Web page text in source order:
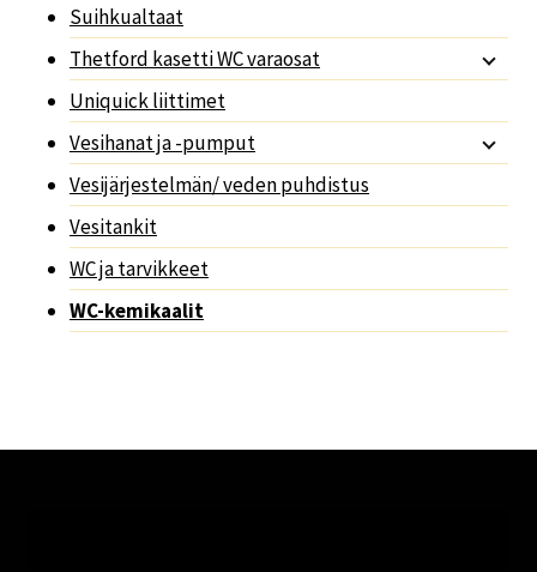
Suihkualtaat
Thetford kasetti WC varaosat
Uniquick liittimet
Vesihanat ja -pumput
Vesijärjestelmän/ veden puhdistus
Vesitankit
WC ja tarvikkeet
WC-kemikaalit